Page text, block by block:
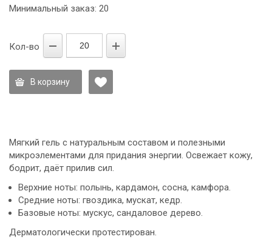
Минимальный заказ: 20
Кол-во
В корзину
Мягкий гель с натуральным составом и полезными
микроэлементами для придания энергии. Освежает кожу,
бодрит, даёт прилив сил.
Верхние ноты: полынь, кардамон, сосна, камфора.
Средние ноты: гвоздика, мускат, кедр.
Базовые ноты: мускус, сандаловое дерево.
Дерматологически протестирован.